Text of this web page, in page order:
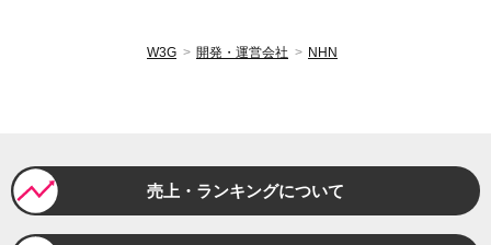
W3G 開発・運営会社 NHN
売上・ランキングについて